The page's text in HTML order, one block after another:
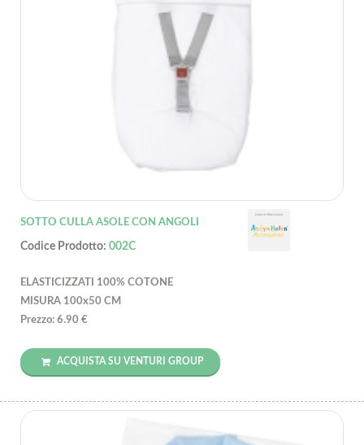
SOTTO CULLA ASOLE CON ANGOLI
Codice Prodotto: 002C
ELASTICIZZATI 100% COTONE
MISURA 100x50 CM
Prezzo: 6.90 €
ACQUISTA SU VENTURI GROUP